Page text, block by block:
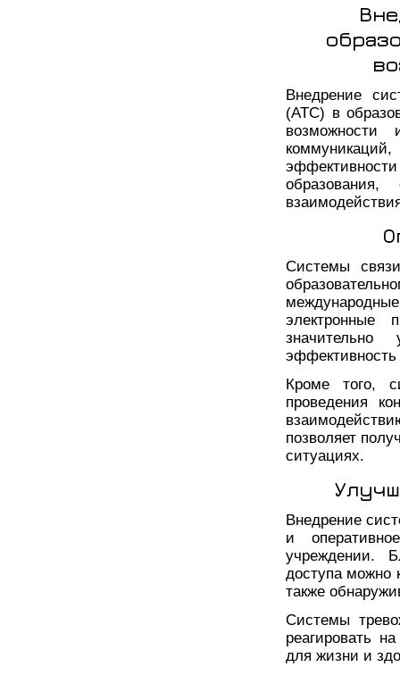
Внедрение
(АТС) в
эффективности
Системы
электронные
Кроме того,
проведения
позволяет
ситуациях.
Внедрение
и
учреждении.
доступа можно
также
Системы
реагировать
для жизни и